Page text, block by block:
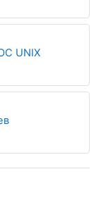
UNIXФайл
Страница